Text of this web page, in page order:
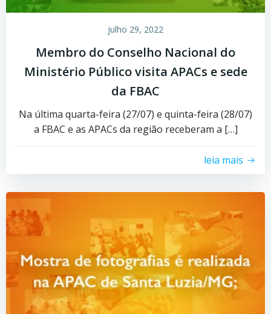
julho 29, 2022
Membro do Conselho Nacional do
Ministério Público visita APACs e sede
da FBAC
Na última quarta-feira (27/07) e quinta-feira (28/07)
a FBAC e as APACs da região receberam a […]
leia mais